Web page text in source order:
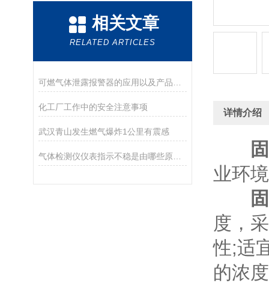
相关文章
RELATED ARTICLES
化工厂工作中的安全注意事项
武汉青山发生燃气爆炸1公里有震感
气体检测仪仪表指示不稳是由哪些原因导致的？
详情介绍
业环
度，
性;适
的浓